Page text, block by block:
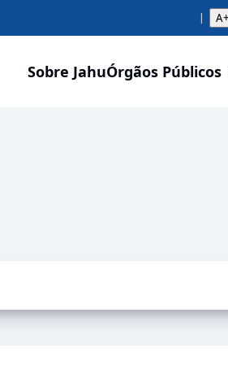
A+
Sobre JahuÓrgãos Públicos